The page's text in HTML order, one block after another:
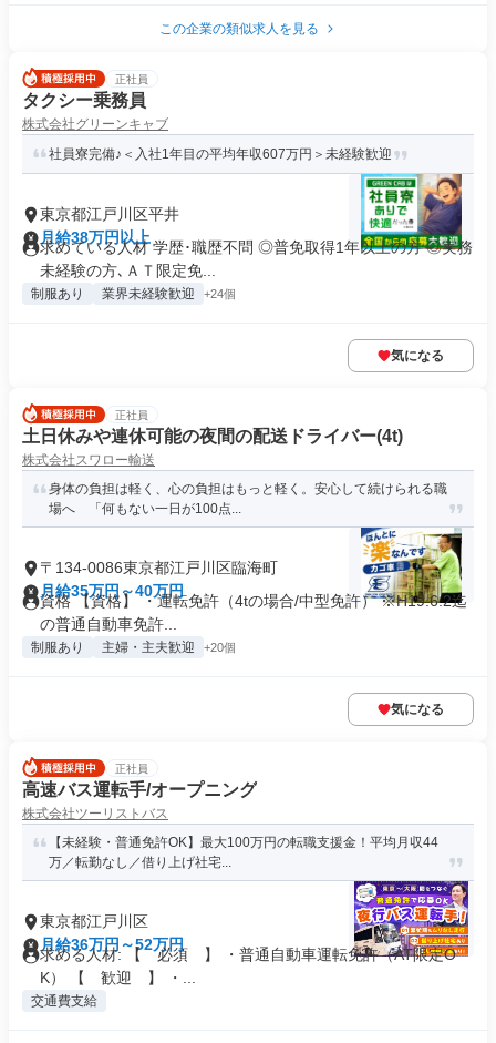
この企業の類似求人を見る
正社員
タクシー乗務員
株式会社グリーンキャブ
社員寮完備♪＜入社1年目の平均年収607万円＞未経験歓迎
東京都江戸川区平井
月給38万円以上
求めている人材 学歴･職歴不問 ◎普免取得1年以上の方 ◎実務
未経験の方､ＡＴ限定免...
制服あり 業界未経験歓迎 +24個
気になる
正社員
土日休みや連休可能の夜間の配送ドライバー(4t)
株式会社スワロー輸送
身体の負担は軽く、心の負担はもっと軽く。安心して続けられる職
場へ 「何もない一日が100点...
〒134-0086東京都江戸川区臨海町
月給35万円～40万円
資格 【資格】 ・運転免許（4tの場合/中型免許） ※H19.6.2迄
の普通自動車免許...
制服あり 主婦・主夫歓迎 +20個
気になる
正社員
高速バス運転手/オープニング
株式会社ツーリストバス
【未経験・普通免許OK】最大100万円の転職支援金！平均月収44
万／転勤なし／借り上げ社宅...
東京都江戸川区
月給36万円～52万円
求める人材: 【 必須 】 ・普通自動車運転免許（AT限定O
K） 【 歓迎 】 ・...
交通費支給